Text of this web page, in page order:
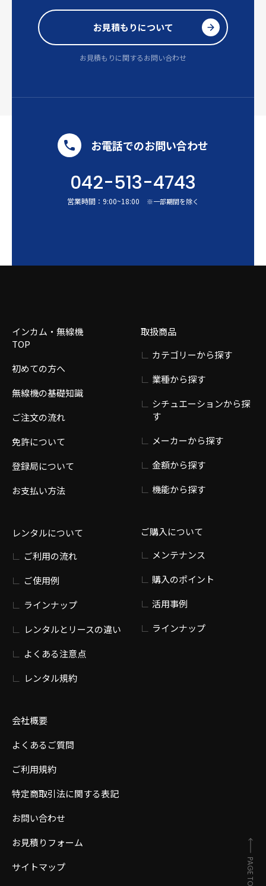
お見積もりについて
お見積もりに関するお問い合わせ
お電話でのお問い合わせ
042-513-4743
営業時間： 9:00~18:00 ※一部期間を除く
インカム・無線機
TOP
初めての方へ
無線機の基礎知識
ご注文の流れ
免許について
登録局について
お支払い方法
レンタルについて
ご利用の流れ
ご使用例
ラインナップ
レンタルとリースの違い
よくある注意点
レンタル規約
会社概要
よくあるご質問
ご利用規約
特定商取引法に関する表記
お問い合わせ
お見積りフォーム
サイトマップ
取扱商品
カテゴリーから探す
業種から探す
シチュエーションから探
す
メーカーから探す
金額から探す
機能から探す
ご購入について
メンテナンス
購入のポイント
活用事例
ラインナップ
PAGE TOP